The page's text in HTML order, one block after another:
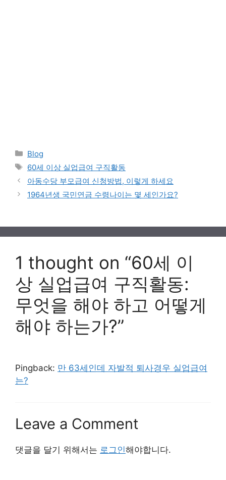
Categories
Blog
Tags
60세 이상 실업급여 구직활동
아동수당 부모급여 신청방법, 이렇게 하세요
1964년생 국민연금 수령나이는 몇 세인가요?
1 thought on “60세 이
상 실업급여 구직활동:
무엇을 해야 하고 어떻게
해야 하는가?”
Pingback: 만 63세인데 자발적 퇴사경우 실업급여
는?
Leave a Comment
댓글을 달기 위해서는 로그인해야합니다.